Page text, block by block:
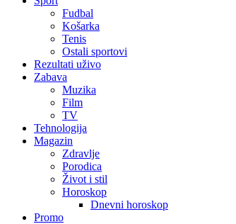
Fudbal
Košarka
Tenis
Ostali sportovi
Rezultati uživo
Zabava
Muzika
Film
TV
Tehnologija
Magazin
Zdravlje
Porodica
Život i stil
Horoskop
Dnevni horoskop
Promo